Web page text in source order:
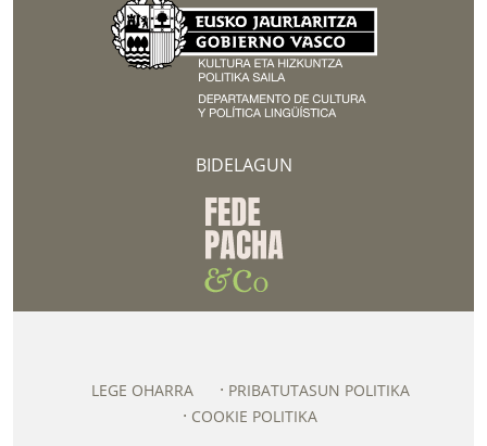
BIDELAGUN
LEGE OHARRA
PRIBATUTASUN POLITIKA
COOKIE POLITIKA